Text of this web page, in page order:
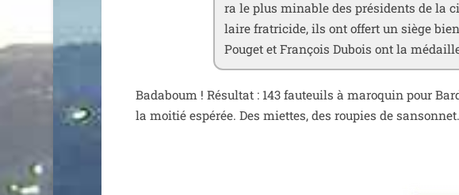
ra le plus minable des pré­si­dents de la
laire fra­tri­cide, ils ont offert un siège
Pouget et François Dubois ont la
Badaboum ! Résultat : 143 fau­teuils à maro­quin pour
la moi­tié espé­rée. Des miettes, des rou­pies de sansonnet.